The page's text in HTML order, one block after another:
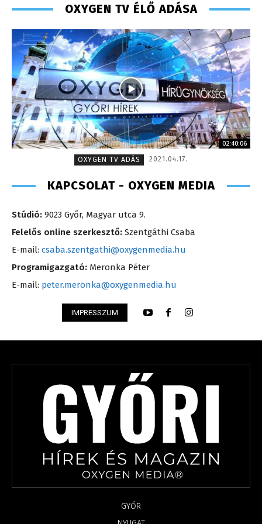
OXYGEN TV ÉLŐ ADÁSA
02:40:06
OXYGEN TV ADÁS
2021.04.17.
KAPCSOLAT - OXYGEN MEDIA
Stúdió: 9023 Győr, Magyar utca 9.
Felelős online szerkesztő: Szentgáthi Csaba
E-mail: csaba.szentgathi@oxygenmedia.hu
Programigazgató: Meronka Péter
E-mail: peter.meronka@oxygenmedia.hu
IMPRESSZUM
GYŐR